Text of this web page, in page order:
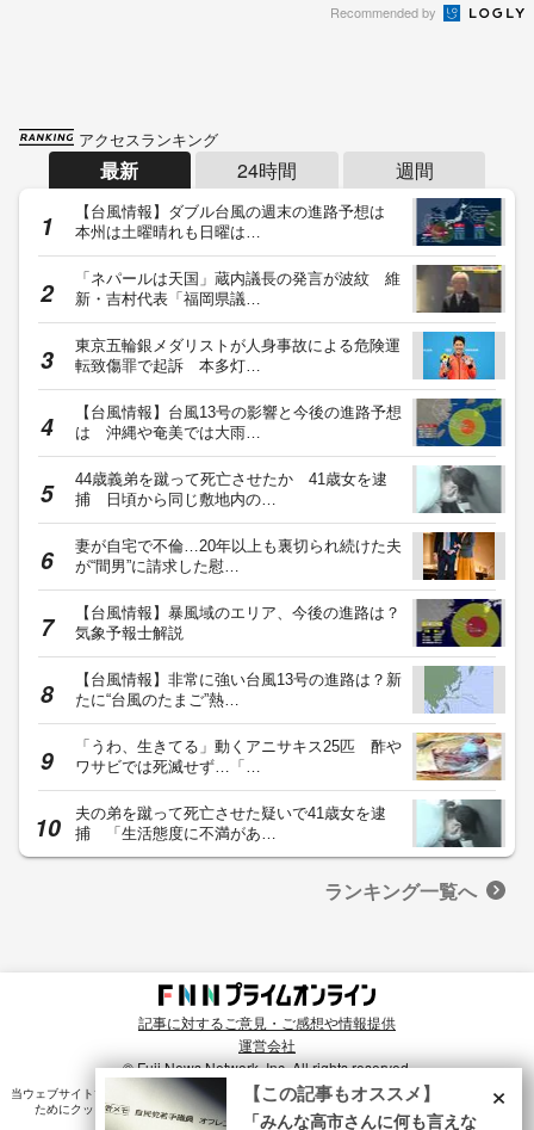
Recommended by
アクセスランキング
最新 24時間 週間
【台風情報】ダブル台風の週末の進路予想は
本州は土曜晴れも日曜は…
「ネパールは天国」蔵内議長の発言が波紋 維
新・吉村代表「福岡県議…
東京五輪銀メダリストが人身事故による危険運
転致傷罪で起訴 本多灯…
【台風情報】台風13号の影響と今後の進路予想
は 沖縄や奄美では大雨…
44歳義弟を蹴って死亡させたか 41歳女を逮
捕 日頃から同じ敷地内の…
妻が自宅で不倫…20年以上も裏切られ続けた夫
が“間男”に請求した慰…
【台風情報】暴風域のエリア、今後の進路は？
気象予報士解説
【台風情報】非常に強い台風13号の進路は？新
たに“台風のたまご”熱…
「うわ、生きてる」動くアニサキス25匹 酢や
ワサビでは死滅せず…「…
夫の弟を蹴って死亡させた疑いで41歳女を逮
捕 「生活態度に不満があ…
ランキング一覧へ
記事に対するご意見・ご感想や情報提供
運営会社
© Fuji News Network, Inc. All rights reserved.
当ウェブサイトでは、ユーザのニーズ・興味・関⼼に合致したコンテンツや広告配信を提供する
ためにクッキーを使⽤しています。詳細は、プライバシーポリシー をご確認ください。×
【この記事もオススメ】
「みんな高市さんに何も言えな